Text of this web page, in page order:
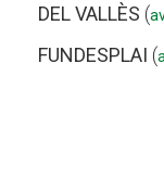
DEL VALLÈS (
FUNDESPLAI (